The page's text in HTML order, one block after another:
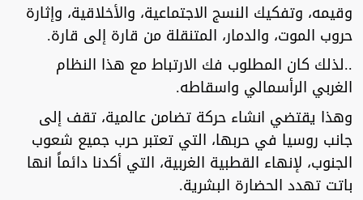
وقيمه، وتفكيك النسج الاجتماعية، والأخلاقية، وإثارة
حروب الموت، والدمار، المتنقلة من قارة إلى قارة.
..لذلك كان المطلوب فك الارتباط مع هذا النظام
الغربي الرأسمالي واسقاطه.
وهذا يقتضي انشاء حركة تضامن عالمية، تقف إلى
جانب روسيا في حربها، التي تعتبر حرب جميع شعوب
الجنوب، لإنهاء القطبية الغربية، التي أكدنا دائماً انها
باتت تهدد الحضارة البشرية.